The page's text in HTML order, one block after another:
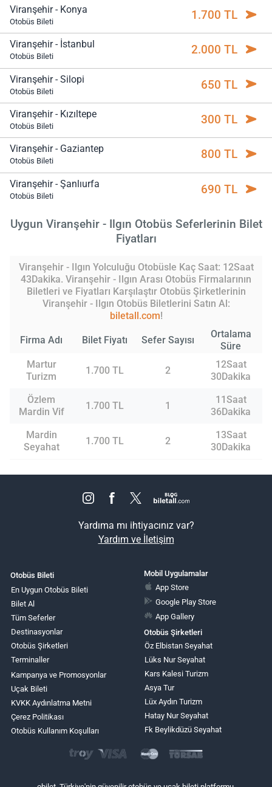
Viranşehir - Konya
Otobüs Bileti 1.700 TL
Viranşehir - İstanbul
Otobüs Bileti 2.000 TL
Viranşehir - Silopi
Otobüs Bileti 650 TL
Viranşehir - Kızıltepe
Otobüs Bileti 300 TL
Viranşehir - Gaziantep
Otobüs Bileti 800 TL
Viranşehir - Şanlıurfa
Otobüs Bileti 690 TL
Uygun Viranşehir - Ilgın Otobüs Seferlerinin Bilet
Fiyatları
Viranşehir - Ilgın Yolculuğu Otobüsle Kaç Saat: 12Saat
43Dakika. Viranşehir - Ilgın Arası Otobüs Firmalarının
Biletleri ve Fiyatları Karşılaştır Otobüs Şirketlerinin
Viranşehir - Ilgın Otobüs Biletlerini Satın Al:
biletall.com!
Firma Adı Bilet Fiyatı Sefer Sayısı
Ortalama
Süre
Martur
Turizm
1.700 TL 2
12Saat
30Dakika
Özlem
Mardin Vif
1.700 TL 1
11Saat
36Dakika
Mardin
Seyahat
1.700 TL 2
13Saat
30Dakika
Yardıma mı ihtiyacınız var?
Yardım ve İletişim
Otobüs Bileti
En Uygun Otobüs Bileti
Bilet Al
Tüm Seferler
Destinasyonlar
Otobüs Şirketleri
Terminaller
Kampanya ve Promosyonlar
Uçak Bileti
KVKK Aydınlatma Metni
Çerez Politikası
Otobüs Kullanım Koşulları
Mobil Uygulamalar
App Store
Google Play Store
App Gallery
Otobüs Şirketleri
Öz Elbistan Seyahat
Lüks Nur Seyahat
Kars Kalesi Turizm
Asya Tur
Lüx Aydın Turizm
Hatay Nur Seyahat
Fk Beylikdüzü Seyahat